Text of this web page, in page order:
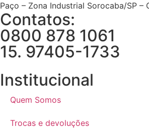
Paço – Zona Industrial Sorocaba/SP –
Contatos:
0800 878 1061
15. 97405-1733
Institucional
Quem Somos
Trocas e devoluções